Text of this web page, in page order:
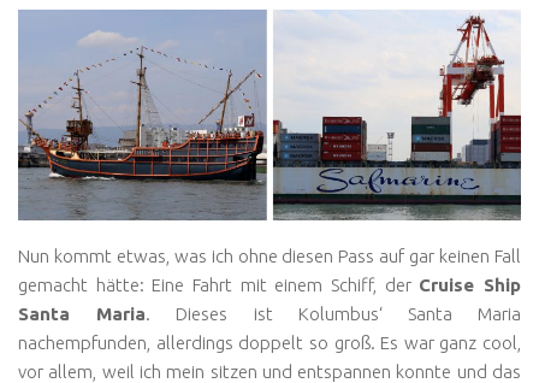
Nun kommt etwas, was ich ohne diesen Pass auf gar keinen Fall
gemacht hätte: Eine Fahrt mit einem Schiff, der Cruise Ship
Santa Maria. Dieses ist Kolumbus‘ Santa Maria
nachempfunden, allerdings doppelt so groß. Es war ganz cool,
vor allem, weil ich mein sitzen und entspannen konnte und das